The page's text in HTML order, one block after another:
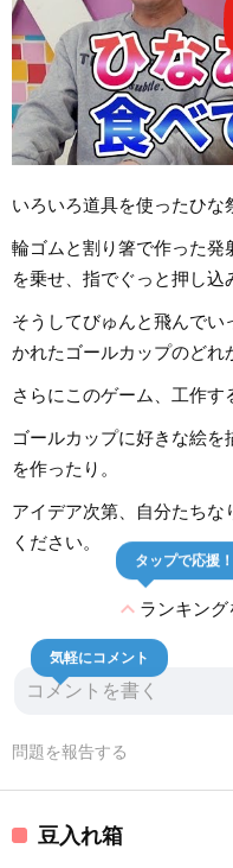
いろいろ道具を使ったひな
輪ゴムと割り箸で作った発
を乗せ、指でぐっと押し込
そうしてびゅんと飛んで
かれたゴールカップのどれ
さらにこのゲーム、工作す
ゴールカップに好きな絵
を作ったり。
アイデア次第、自分たちな
ください。
expand_lessランキング
タップで応援！
気軽にコメント
問題を報告する
豆入れ箱